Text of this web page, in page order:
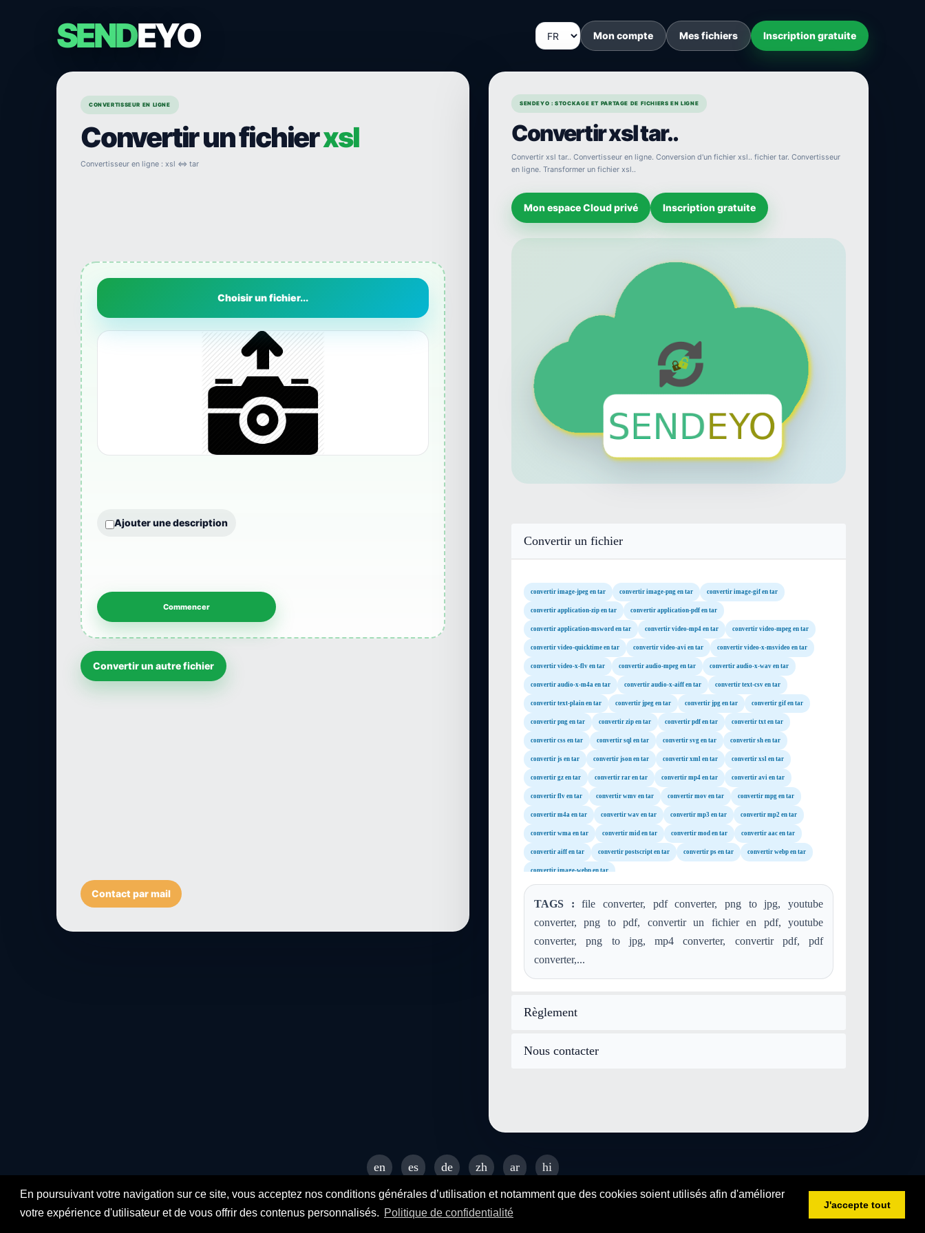
En poursuivant votre navigation sur ce site, vous acceptez nos conditions générales d’utilisation et notamment que des cookies soient utilisés afin d'améliorer
votre expérience d'utilisateur et de vous offrir des contenus personnalisés. Politique de confidentialité
J'accepte tout
SENDEYO Mon compte Mes fichiers Inscription gratuite
CONVERTISSEUR EN LIGNE
Convertir un fichierxsl
Convertisseur en ligne : xsl ⇔ tar
Choisir un fichier...
Ajouter une description
Convertir un autre fichier
Contact par mail
SENDEYO : STOCKAGE ET PARTAGE DE FICHIERS EN LIGNE
Convertir xsl tar..
Convertir xsl tar.. Convertisseur en ligne. Conversion d'un fichier xsl.. fichier tar. Convertisseur
en ligne. Transformer un fichier xsl..
Mon espace Cloud privé Inscription gratuite
Convertir un fichier
convertir image-jpeg en tar convertir image-png en tar convertir image-gif en tar
convertir application-zip en tar convertir application-pdf en tar
convertir application-msword en tar convertir video-mp4 en tar convertir video-mpeg en tar
convertir video-quicktime en tar convertir video-avi en tar convertir video-x-msvideo en tar
convertir video-x-flv en tar convertir audio-mpeg en tar convertir audio-x-wav en tar
convertir audio-x-m4a en tar convertir audio-x-aiff en tar convertir text-csv en tar
convertir text-plain en tar convertir jpeg en tar convertir jpg en tar convertir gif en tar
convertir png en tar convertir zip en tar convertir pdf en tar convertir txt en tar
convertir css en tar convertir sql en tar convertir svg en tar convertir sh en tar
convertir js en tar convertir json en tar convertir xml en tar convertir xsl en tar
convertir gz en tar convertir rar en tar convertir mp4 en tar convertir avi en tar
convertir flv en tar convertir wmv en tar convertir mov en tar convertir mpg en tar
convertir m4a en tar convertir wav en tar convertir mp3 en tar convertir mp2 en tar
convertir wma en tar convertir mid en tar convertir mod en tar convertir aac en tar
convertir aiff en tar convertir postscript en tar convertir ps en tar convertir webp en tar
convertir image-webp en tar
TAGS : file converter, pdf converter, png to jpg, youtube
converter, png to pdf, convertir un fichier en pdf, youtube
converter, png to jpg, mp4 converter, convertir pdf, pdf
converter,...
Règlement
Nous contacter
en es de zh ar
hi
© 2026 SENDEYO - All rights reserved